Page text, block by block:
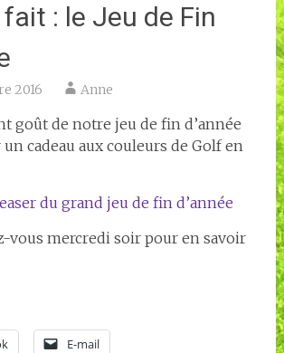
fait : le Jeu de Fin
2016 Anne
goût de notre jeu de fin d’année
cadeau aux couleurs de Golf en
du grand jeu de fin d’année
vous mercredi soir pour en savoir
E-mail